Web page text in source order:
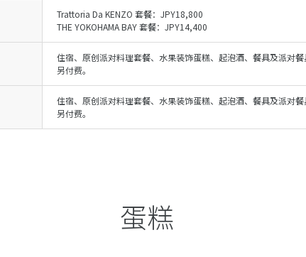
Trattoria Da KENZO 套餐：JPY18,800
THE YOKOHAMA BAY 套餐：JPY14,400
住宿、原创派对料理套餐、水果装饰蛋糕、起泡酒、餐具及派对
另付费。
住宿、原创派对料理套餐、水果装饰蛋糕、起泡酒、餐具及派对
另付费。
蛋糕